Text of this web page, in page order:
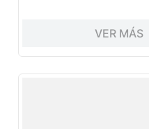
VER MÁS